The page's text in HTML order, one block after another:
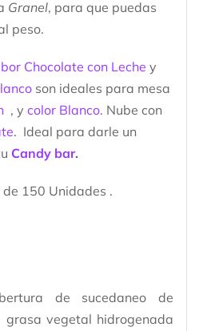
Granel, para que puedas
peso.
Chocolate con Leche y
son ideales para mesa
, y color Blanco. Nube con
. Ideal para darle un
Candy bar.
de 150 Unidades .
de sucedaneo de
grasa vegetal hidrogenada